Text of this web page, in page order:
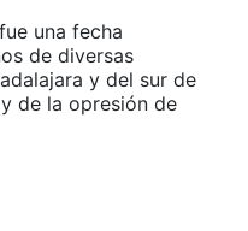
una fecha
de diversas
y del sur de
de la opresión de